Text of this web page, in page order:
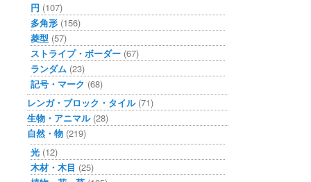
円 (107)
多角形 (156)
菱型 (57)
ストライプ・ボーダー (67)
ランダム (23)
記号・マーク (68)
レンガ・ブロック・タイル(71)
生物・アニマル(28)
自然・物 (219)
光 (12)
木材・木目 (25)